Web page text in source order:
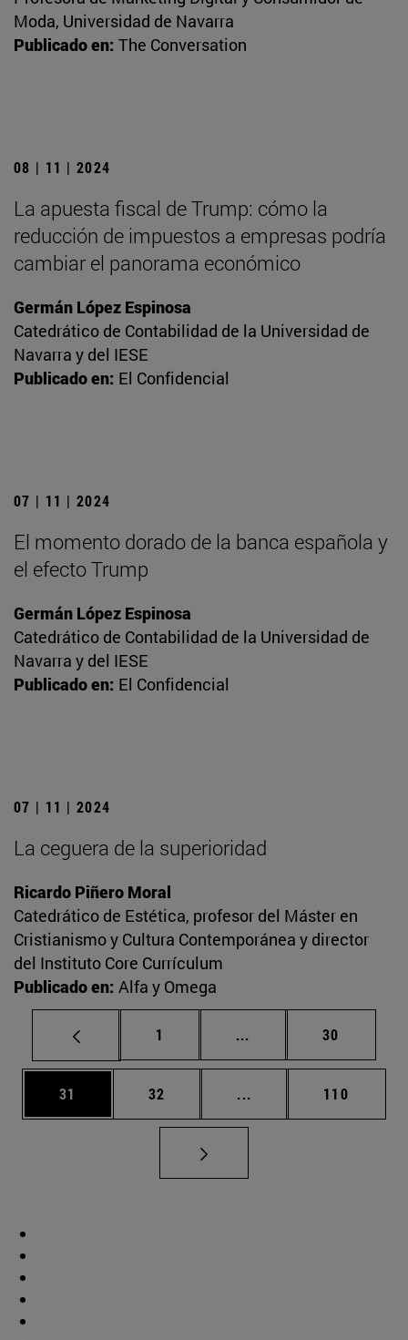
Moda, Universidad de Navarra
Publicado en: The Conversation
08 | 11 | 2024
La apuesta fiscal de Trump: cómo la
reducción de impuestos a empresas podría
cambiar el panorama económico
Germán López Espinosa
Catedrático de Contabilidad de la Universidad de
Navarra y del IESE
Publicado en: El Confidencial
07 | 11 | 2024
El momento dorado de la banca española y
el efecto Trump
Germán López Espinosa
Catedrático de Contabilidad de la Universidad de
Navarra y del IESE
Publicado en: El Confidencial
07 | 11 | 2024
La ceguera de la superioridad
Ricardo Piñero Moral
Catedrático de Estética, profesor del Máster en
Cristianismo y Cultura Contemporánea y director
del Instituto Core Currículum
Publicado en: Alfa y Omega
Página
1 ... Páginas intermedias
Página
30
Página
31 Página
32 ... Páginas intermedias
Página
110